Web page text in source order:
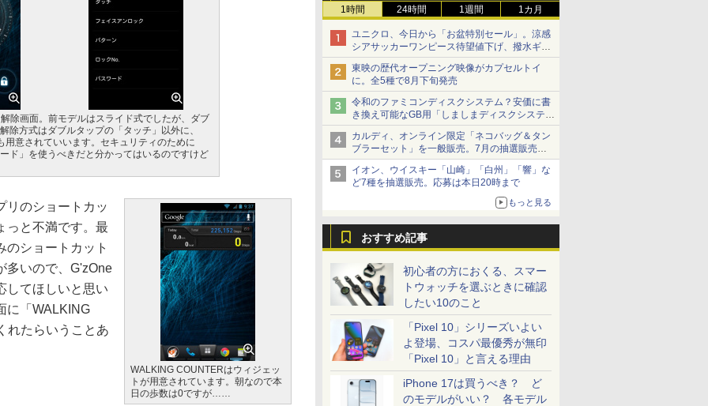
1時間 24時間 1週間 1カ月
ユニクロ、今日から「お盆特別セール」。涼感
シアサッカーワンピース待望値下げ、撥水ギア
ショーツは1990円に
東映の歴代オープニング映像がカプセルトイ
に。全5種で8月下旬発売
令和のファミコンディスクシステム？安価に書
き換え可能なGB用「しましまディスクシステ
ム」
カルディ、オンライン限定「ネコバッグ＆タン
ブラーセット」を一般販売。7月の抽選販売の
当選無効分
イオン、ウイスキー「山崎」「白州」「響」な
ど7種を抽選販売。応募は本日20時まで
もっと見る
おすすめ記事
初心者の方におくる、スマー
トウォッチを選ぶときに確認
したい10のこと
「Pixel 10」シリーズいよい
よ登場、コスパ最優秀が無印
「Pixel 10」と言える理由
iPhone 17は買うべき？ ど
のモデルがいい？ 各モデル
除画面。前モデルはスライド式でしたが、ダブ
除方式はダブルタップの「タッチ」以外に、
用意されていいます。セキュリティのために
ド」を使うべきだと分かってはいるのですけど
WALKING COUNTERはウィジェッ
トが用意されています。朝なので本
日の歩数は0ですが……
のショートカッ
っと不満です。最
のショートカット
多いので、G'zOne
してほしいと思い
に「WALKING
れたらいうことあ